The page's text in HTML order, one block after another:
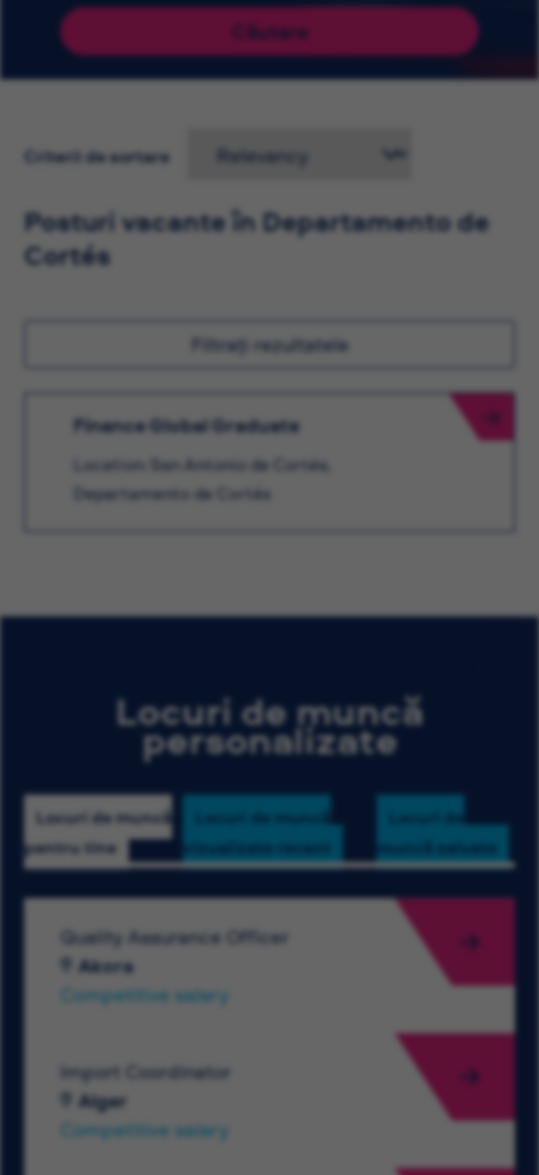
Căutare
Criterii de sortare
Posturi vacante în Departamento de
Cortés
Filtrați rezultatele
Finance Global Graduate
Location: San Antonio de Cortés,
Departamento de Cortés
Locuri de muncă
personalizate
Locuri de muncă
pentru tine
Locuri de muncă
vizualizate recent
Locuri de
muncă salvate
Quality Assurance Officer
Akora
Competitive salary
Import Coordinator
Alger
Competitive salary